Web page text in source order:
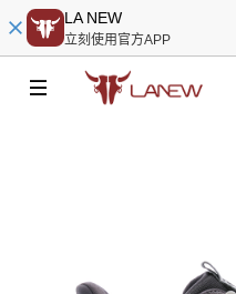
LA NEW
立刻使用官方APP